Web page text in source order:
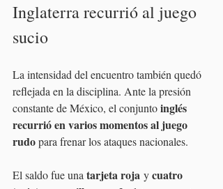
Inglaterra recurrió al juego
sucio
La intensidad del encuentro también quedó
reflejada en la disciplina. Ante la presión
constante de México, el conjunto inglés
recurrió en varios momentos al juego
rudo para frenar los ataques nacionales.
El saldo fue una tarjeta roja y cuatro